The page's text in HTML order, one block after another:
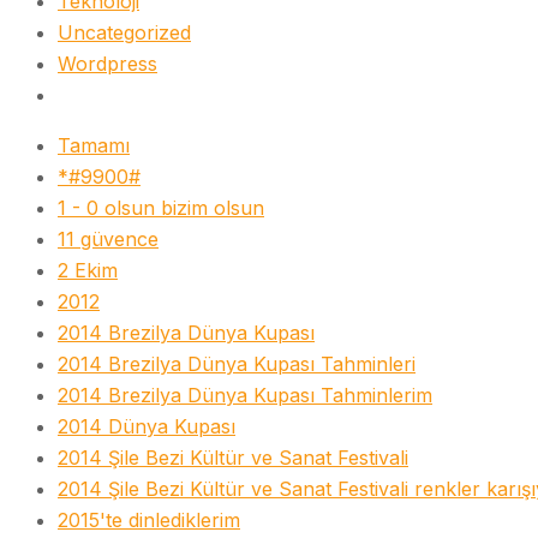
Uncategorized
Wordpress
Tamamı
*#9900#
1 - 0 olsun bizim olsun
11 güvence
2 Ekim
2012
2014 Brezilya Dünya Kupası
2014 Brezilya Dünya Kupası Tahminleri
2014 Brezilya Dünya Kupası Tahminlerim
2014 Dünya Kupası
2014 Şile Bezi Kültür ve Sanat Festivali
2014 Şile Bezi Kültür ve Sanat Festivali renkler
2015'te dinlediklerim